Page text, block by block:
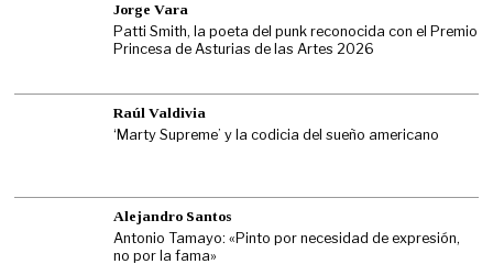
Jorge Vara
Patti Smith, la poeta del punk reconocida con el Premio
Princesa de Asturias de las Artes 2026
Raúl Valdivia
‘Marty Supreme’ y la codicia del sueño americano
Alejandro Santos
Antonio Tamayo: «Pinto por necesidad de expresión,
no por la fama»